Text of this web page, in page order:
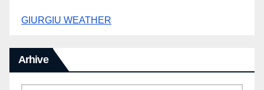
GIURGIU WEATHER
Arhive